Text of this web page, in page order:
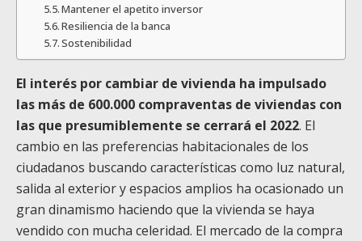
Mantener el apetito inversor
Resiliencia de la banca
Sostenibilidad
El interés por cambiar de vivienda ha impulsado
las más de 600.000 compraventas de viviendas con
las que presumiblemente se cerrará el 2022. El
cambio en las preferencias habitacionales de los
ciudadanos buscando características como luz natural,
salida al exterior y espacios amplios ha ocasionado un
gran dinamismo haciendo que la vivienda se haya
vendido con mucha celeridad. El mercado de la compra